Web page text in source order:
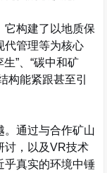
构建了以地质保
代管理等为核心
生” 、“碳中和矿
构能紧跟甚至引
通过与合作矿山
讨，以及VR技术
乎真实的环境中锤